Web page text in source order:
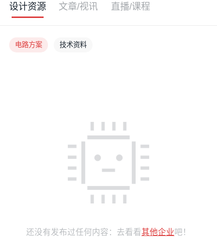
设计资源 文章/视讯 直播/课程
电路方案 技术资料
还没有发布过任何内容：去看看其他企业吧！